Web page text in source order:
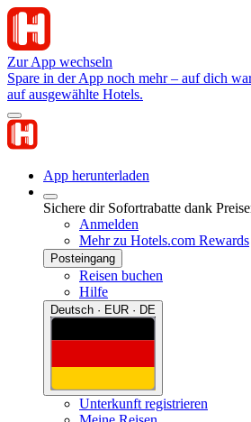
Zur App wechseln
Spare in der App noch mehr – auf dich
auf ausgewählte Hotels.
App herunterladen
Sichere dir Sofortrabatte dank
Anmelden
Mehr zu Hotels.com Rewards
Posteingang
Reisen buchen
Hilfe
Deutsch · EUR · DE
Unterkunft registrieren